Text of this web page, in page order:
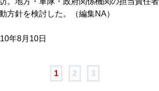
方針を検討した。（編集NA）
年8月10日
1 2 3